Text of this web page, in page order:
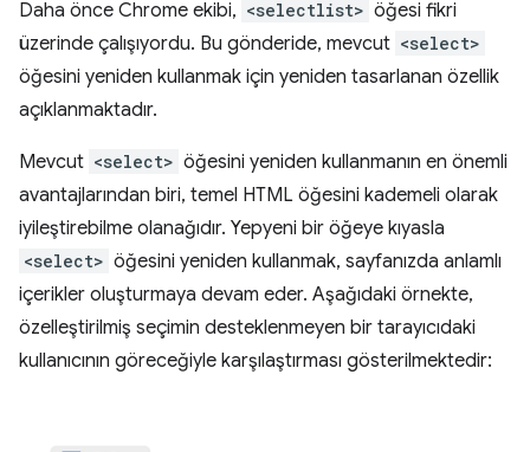
Daha önce Chrome ekibi, <selectlist> öğesi fikri
üzerinde çalışıyordu. Bu gönderide, mevcut <select>
öğesini yeniden kullanmak için yeniden tasarlanan özellik
açıklanmaktadır.
Mevcut <select> öğesini yeniden kullanmanın en önemli
avantajlarından biri, temel HTML öğesini kademeli olarak
iyileştirebilme olanağıdır. Yepyeni bir öğeye kıyasla
<select> öğesini yeniden kullanmak, sayfanızda anlamlı
içerikler oluşturmaya devam eder. Aşağıdaki örnekte,
özelleştirilmiş seçimin desteklenmeyen bir tarayıcıdaki
kullanıcının göreceğiyle karşılaştırması gösterilmektedir: